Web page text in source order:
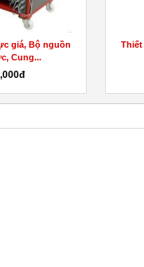
giá, Bộ nguồn
Cung...
Thiết